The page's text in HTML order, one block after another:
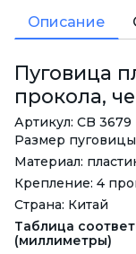
Описание
Пуговица
прокола,
Артикул: CB 3679
Размер пуговицы
Материал:
Крепление: 4
Страна: Китай
Таблица
(миллиметры)